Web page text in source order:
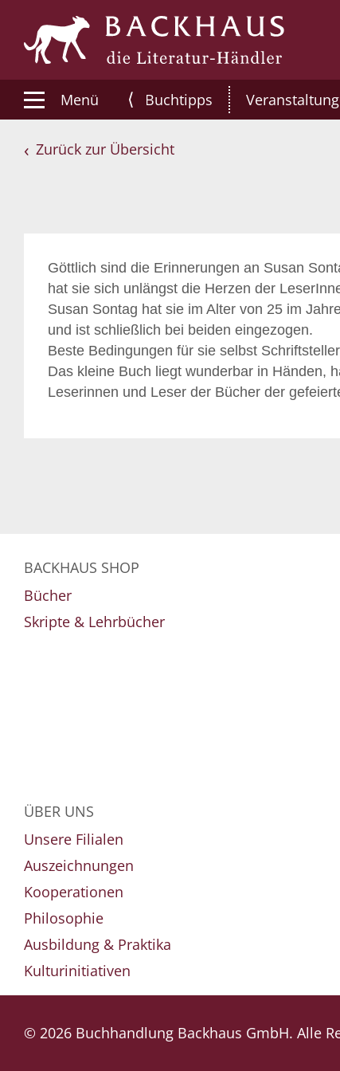
Menü ⟨ Buchtipps
Zurück zur Übersicht
Göttlich sind die Erinnerungen an Susan
hat sie sich unlängst die Herzen der
Susan Sontag hat sie im Alter von 25 im
und ist schließlich bei beiden eingezogen.
Beste Bedingungen für sie selbst
Das kleine Buch liegt wunderbar in Händen,
Leserinnen und Leser der Bücher der
BACKHAUS SHOP
Bücher
Skripte & Lehrbücher
ÜBER UNS
Unsere Filialen
Auszeichnungen
Kooperationen
Philosophie
Ausbildung & Praktika
Kulturinitiativen
© 2026 Buchhandlung Backhaus GmbH. Alle